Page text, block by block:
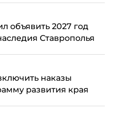
объявить 2027 год
Ставрополья
наказы
развития края